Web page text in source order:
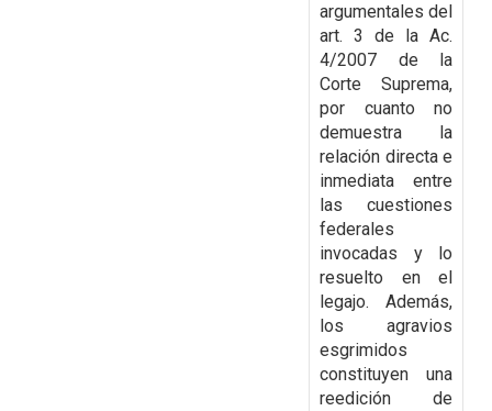
argumentales del
art. 3 de la Ac.
4/2007 de la
Corte Suprema,
por cuanto no
demuestra la
relación directa e
inmediata entre
las cuestiones
federales
invocadas y lo
resuelto en el
legajo. Además,
los agravios
esgrimidos
constituyen una
reedición de